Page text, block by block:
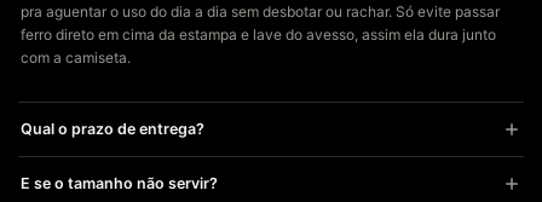
pra aguentar o uso do dia a dia sem desbotar ou rachar. Só evite passar
ferro direto em cima da estampa e lave do avesso, assim ela dura junto
com a camiseta.
Qual o prazo de entrega?
prazo de produção + envio costuma variar dependendo do seu CEP. Você
E se o tamanho não servir?